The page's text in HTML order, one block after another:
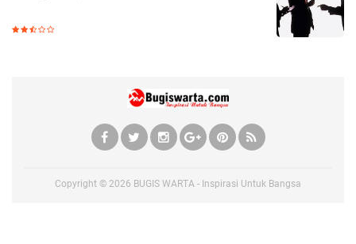
Copyright © 2026 BUGIS WARTA - Inspirasi Untuk Bangsa